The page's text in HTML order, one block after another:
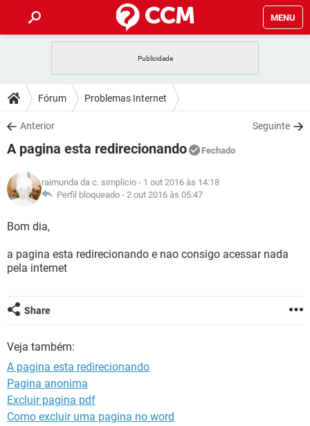
MENU
CELULAR FACEBOOK
OUTLOOK
INSTAGRAM GMAIL
GUIA DE COMPRAS
DICAS
JOGOS WHATSAPP
INSTAGRAM GMAIL
DOWNLOADS
JOGOS WHATSAPP
CELULAR
OUTLOOK EXCEL
INSTAGRAM
FÓRUM
JOGOS WHATSAPP
OUTLOOK
INSTAGRAM GMAIL
GLOSSÁRIO
JOGOS
OUTLOOK
GUIA DE COMPRAS
Fórum Problemas Internet
Anterior Seguinte
A pagina esta redirecionando Fechado
raimunda da c. simplicio - 1 out 2016 às 14:18
Perfil bloqueado - 2 out 2016 às 05:47
Bom dia,
a pagina esta redirecionando e nao consigo acessar nada
pela internet
Share
Veja também:
A pagina esta redirecionando
Pagina anonima
Excluir pagina pdf
Como excluir uma pagina no word